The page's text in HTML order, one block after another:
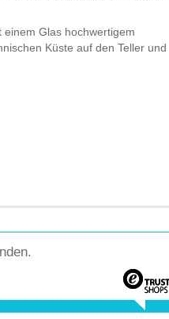
Glas hochwertigem
Küste auf den Teller und